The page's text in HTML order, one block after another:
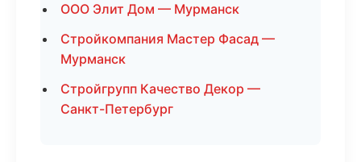
ООО Элит Дом — Мурманск
Стройкомпания Мастер Фасад —
Мурманск
Стройгрупп Качество Декор —
Санкт-Петербург